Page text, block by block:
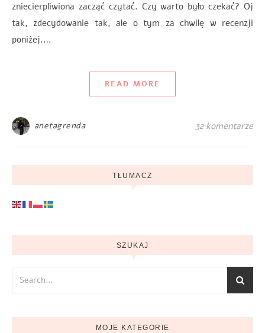
zniecierpliwiona zacząć czytać. Czy warto było czekać? Oj
tak, zdecydowanie tak, ale o tym za chwilę w recenzji
poniżej.…
READ MORE
anetagrenda 32 komentarze
TŁUMACZ
SZUKAJ
MOJE KATEGORIE